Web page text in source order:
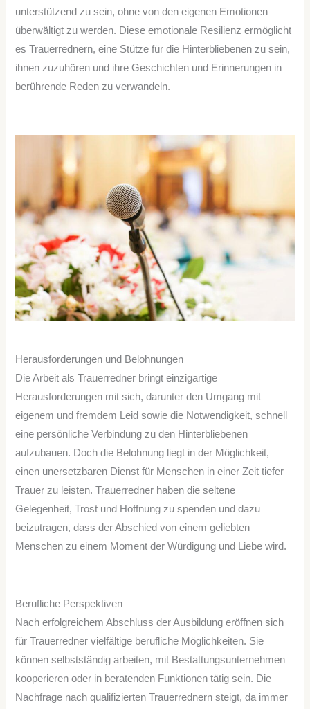
unterstützend zu sein, ohne von den eigenen Emotionen
überwältigt zu werden. Diese emotionale Resilienz ermöglicht
es Trauerrednern, eine Stütze für die Hinterbliebenen zu sein,
ihnen zuzuhören und ihre Geschichten und Erinnerungen in
berührende Reden zu verwandeln.
Herausforderungen und Belohnungen
Die Arbeit als Trauerredner bringt einzigartige
Herausforderungen mit sich, darunter den Umgang mit
eigenem und fremdem Leid sowie die Notwendigkeit, schnell
eine persönliche Verbindung zu den Hinterbliebenen
aufzubauen. Doch die Belohnung liegt in der Möglichkeit,
einen unersetzbaren Dienst für Menschen in einer Zeit tiefer
Trauer zu leisten. Trauerredner haben die seltene
Gelegenheit, Trost und Hoffnung zu spenden und dazu
beizutragen, dass der Abschied von einem geliebten
Menschen zu einem Moment der Würdigung und Liebe wird.
Berufliche Perspektiven
Nach erfolgreichem Abschluss der Ausbildung eröffnen sich
für Trauerredner vielfältige berufliche Möglichkeiten. Sie
können selbstständig arbeiten, mit Bestattungsunternehmen
kooperieren oder in beratenden Funktionen tätig sein. Die
Nachfrage nach qualifizierten Trauerrednern steigt, da immer